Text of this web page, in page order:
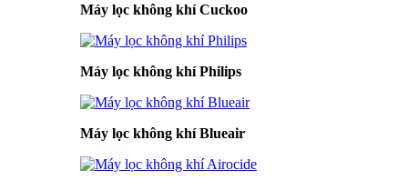
Máy lọc không khí Cuckoo
Máy lọc không khí Philips
Máy lọc không khí Blueair